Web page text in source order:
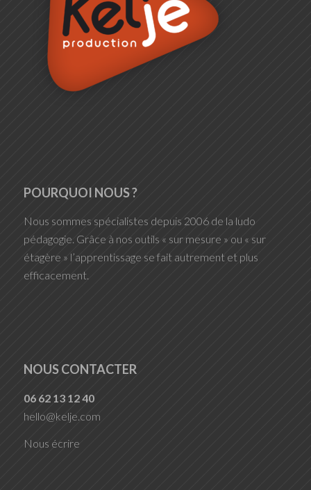
POURQUOI NOUS ?
Nous sommes spécialistes depuis 2006 de la ludo
pédagogie. Grâce à nos outils « sur mesure » ou « sur
étagère » l’apprentissage se fait autrement et plus
efficacement.
NOUS CONTACTER
06 62 13 12 40
hello@kelje.com
Nous écrire